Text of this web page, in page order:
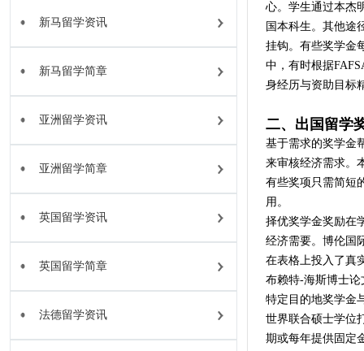
新马留学资讯
新马留学简章
亚洲留学资讯
亚洲留学简章
英国留学资讯
英国留学简章
法德留学资讯
心。学生通过本杰
国本科生。其他途
挂钩。有些奖学金
中，有时根据
身经历与资助目标
二、出国留学
基于需求的奖学金
来审核经济需求。
有些奖项只需简短
用。
择优奖学金奖励在
经济需要。博伦国
在表格上投入了真
布赖特-海斯博士
特定目的地奖学金
世界联合硕士学位
期或每年提供固定